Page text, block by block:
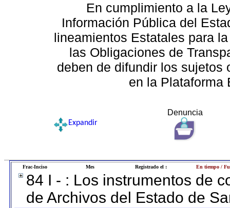
En cumplimiento a la
Información Pública del
lineamientos Estatales para
las Obligaciones de
deben de difundir los sujetos
en la Plataforma
Denuncia
Expandir
Frac-Inciso Mes Registrado el : En tiempo /
84 I - : Los instrumentos de
de Archivos del Estado de